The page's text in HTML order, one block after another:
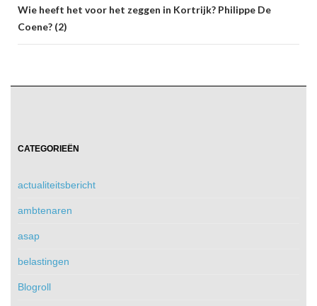
Wie heeft het voor het zeggen in Kortrijk? Philippe De
Coene? (2)
CATEGORIEËN
actualiteitsbericht
ambtenaren
asap
belastingen
Blogroll